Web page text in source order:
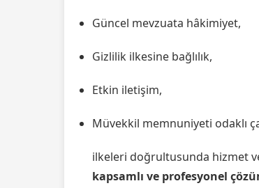
Güncel mevzuata hâkimiyet,
Gizlilik ilkesine bağlılık,
Etkin iletişim,
Müvekkil memnuniyeti odaklı
ilkeleri doğrultusunda hizmet
kapsamlı ve profesyonel